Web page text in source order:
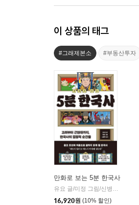
이 상품의 태그
#그래제본소 #부동산투자
만화로 보는 5분 한국사
유요 글/미정 그림/신병주 감수
16,920원 (10% 할인)